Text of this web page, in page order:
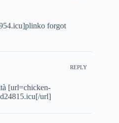
forgot
REPLY
[url=chicken-
url]